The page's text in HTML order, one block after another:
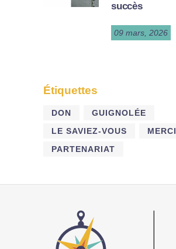
succès
09 mars, 2026
Étiquettes
DON
GUIGNOLÉE
LE SAVIEZ-VOUS
MERCI
PARTENARIAT